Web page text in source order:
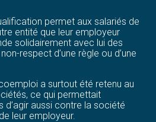
permet aux salariés de
entité que leur employeur
solidairement avec lui des
respect d’une règle ou d’une
a surtout été retenu au
ce qui permettait
d’agir aussi contre la société
leur employeur.